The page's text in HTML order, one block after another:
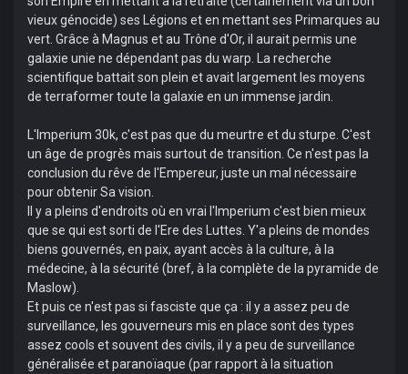
vieux génocide) ses Légions et en mettant ses Primarques au
vert. Grâce à Magnus et au Trône d'Or, il aurait permis une
galaxie unie ne dépendant pas du warp. La recherche
scientifique battait son plein et avait largement les moyens
de terraformer toute la galaxie en un immense jardin.
L'Imperium 30k, c'est pas que du meurtre et du sturpe. C'est
un âge de progrès mais surtout de transition. Ce n'est pas la
conclusion du rêve de l'Empereur, juste un mal nécessaire
pour obtenir Sa vision.
Il y a pleins d'endroits où en vrai l'Imperium c'est bien mieux
que se qui est sorti de l'Ere des Luttes. Y'a pleins de mondes
biens gouvernés, en paix, ayant accès à la culture, à la
médecine, à la sécurité (bref, à la complète de la pyramide de
Maslow).
Et puis ce n'est pas si fasciste que ça : il y a assez peu de
surveillance, les gouverneurs mis en place sont des types
assez cools et souvent des civils, il y a peu de surveillance
généralisée et paranoïaque (par rapport à la situation